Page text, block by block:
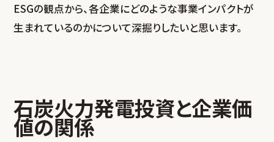
ESGの観点から、各企業にどのような事業インパクトが
生まれているのかについて深掘りしたいと思います。
石炭火力発電投資と企業価
値の関係